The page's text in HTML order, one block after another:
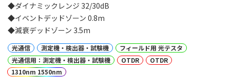
◆ダイナミックレンジ 32/30dB
◆イベントデッドゾーン 0.8m
◆減衰デッドゾーン 3.5m
光通信 測定機・検出器・試験機
フィールド用 光テスタ
光通信用：測定機・検出器・試験機
OTDR
OTDR
1310nm 1550nm